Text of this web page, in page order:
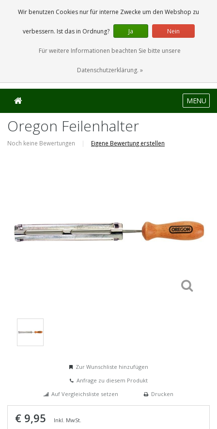
0 Artikel
MENU
Oregon Feilenhalter
Noch keine Bewertungen | Eigene Bewertung erstellen
Zur Wunschliste hinzufügen
Anfrage zu diesem Produkt
Auf Vergleichsliste setzen
Drucken
€ 9,95 Inkl. MwSt.
Wir benutzen Cookies nur für interne Zwecke um den Webshop zu
verbessern. Ist das in Ordnung? Ja Nein
Für weitere Informationen beachten Sie bitte unsere
Datenschutzerklärung. »